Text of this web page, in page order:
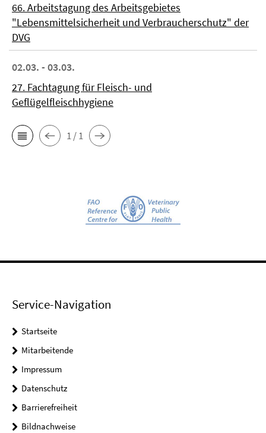
66. Arbeitstagung des Arbeitsgebietes
"Lebensmittelsicherheit und Verbraucherschutz" der
DVG
02.03. - 03.03.
27. Fachtagung für Fleisch- und
Geflügelfleischhygiene
1 / 1
Service-Navigation
Startseite
Mitarbeitende
Impressum
Datenschutz
Barrierefreiheit
Bildnachweise